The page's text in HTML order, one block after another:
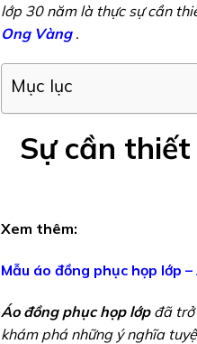
lớp 30 năm là thực sự cần
Ong Vàng.
Mục lục
Sự cần
Xem thêm:
Mẫu áo đồng phục họp lớp
Áo đồng phục họp lớpđã trở
khám phá những ý nghĩa